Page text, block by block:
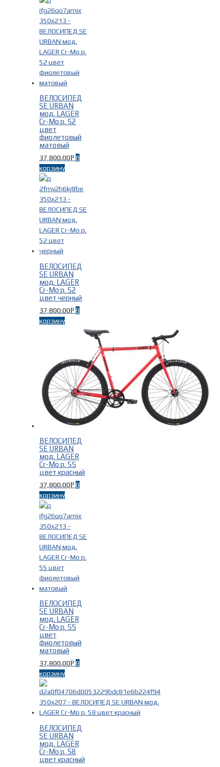
ВЕЛОСИПЕД
SE URBAN
мод. LAGER
Cr-Mo р. 52
цвет
фиолетовый
матовый
37,800.00Р В
корзину
ВЕЛОСИПЕД
SE URBAN
мод. LAGER
Cr-Mo р. 52
цвет черный
37,800.00Р В
корзину
ВЕЛОСИПЕД
SE URBAN
мод. LAGER
Cr-Mo р. 55
цвет красный
37,800.00Р В
корзину
ВЕЛОСИПЕД
SE URBAN
мод. LAGER
Cr-Mo р. 55
цвет
фиолетовый
матовый
37,800.00Р В
корзину
ВЕЛОСИПЕД
SE URBAN
мод. LAGER
Cr-Mo р. 58
цвет красный